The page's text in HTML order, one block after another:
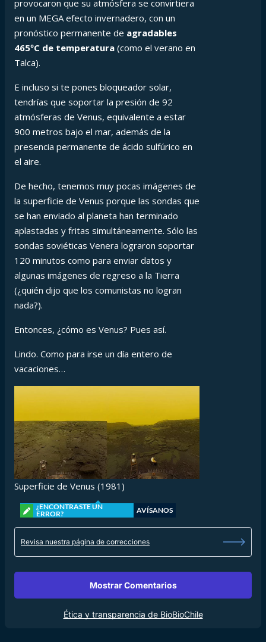
provocaron que su atmósfera se convirtiera
en un MEGA efecto invernadero, con un
pronóstico permanente de agradables
465ºC de temperatura (como el verano en
Talca).
E incluso si te pones bloqueador solar,
tendrías que soportar la presión de 92
atmósferas de Venus, equivalente a estar
900 metros bajo el mar, además de la
presencia permanente de ácido sulfúrico en
el aire.
De hecho, tenemos muy pocas imágenes de
la superficie de Venus porque las sondas que
se han enviado al planeta han terminado
aplastadas y fritas simultáneamente. Sólo las
sondas soviéticas Venera lograron soportar
120 minutos como para enviar datos y
algunas imágenes de regreso a la Tierra
(¿quién dijo que los comunistas no logran
nada?).
Entonces, ¿cómo es Venus? Pues así.
Lindo. Como para irse un día entero de
vacaciones…
Superficie de Venus (1981)
¿ENCONTRASTE UN
ERROR?
AVÍSANOS
Revisa nuestra página de correcciones
Mostrar Comentarios
Ética y transparencia de BioBioChile